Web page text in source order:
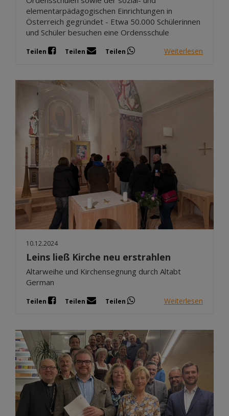
elementarpädagogischen Einrichtungen in
Österreich gegründet - Etwa 50.000 Schülerinnen
und Schüler besuchen eine Ordensschule
Teilen Teilen Teilen Weiterlesen
10.12.2024
Leins ließ Kirche neu erstrahlen
Altarweihe und Kirchensegnung durch Altabt
German
Teilen Teilen Teilen Weiterlesen